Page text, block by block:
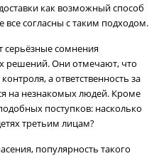
как возможный способ
согласны с таким подходом.
серьёзные сомнения
решений. Они отмечают, что
а ответственность за
на незнакомых людей. Кроме
поступков: насколько
третьим лицам?
популярность такого